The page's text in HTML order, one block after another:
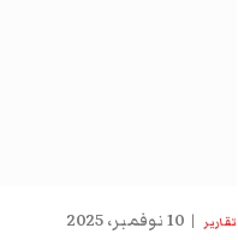
تقارير 10 نوفمبر، 2025